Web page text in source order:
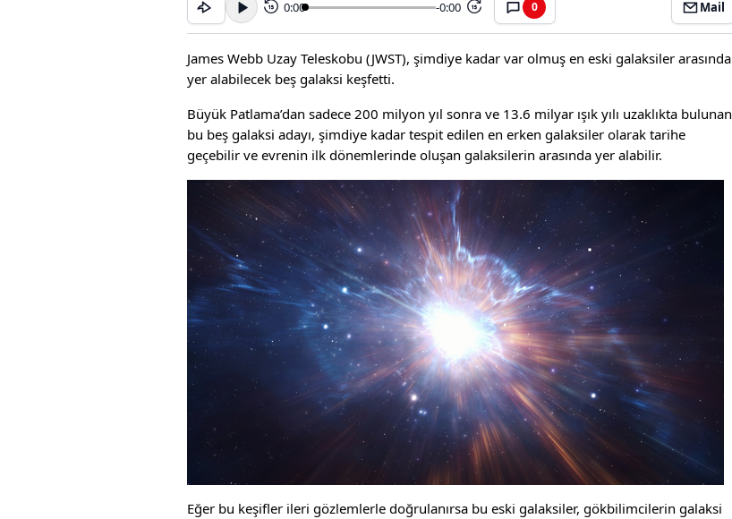
15 0:00 -0:00 15 0 Mail
James Webb Uzay Teleskobu (JWST), şimdiye kadar var olmuş en eski galaksiler arasında
yer alabilecek beş galaksi keşfetti.
Büyük Patlama’dan sadece 200 milyon yıl sonra ve 13.6 milyar ışık yılı uzaklıkta bulunan
bu beş galaksi adayı, şimdiye kadar tespit edilen en erken galaksiler olarak tarihe
geçebilir ve evrenin ilk dönemlerinde oluşan galaksilerin arasında yer alabilir.
Eğer bu keşifler ileri gözlemlerle doğrulanırsa bu eski galaksiler, gökbilimcilerin galaksi